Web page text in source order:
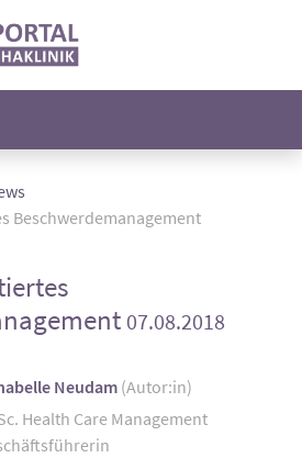
Beschwerdemanagement
07.08.2018
Neudam (Autor:in)
Health Care Management